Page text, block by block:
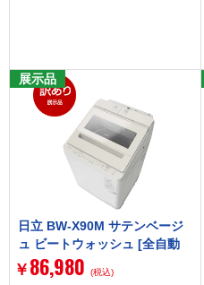
展示品
日立 BW-X90M サテンベージ
ュ ビートウォッシュ [全自動
洗濯機 (9.0kg)]
￥ 86,980 (税込)